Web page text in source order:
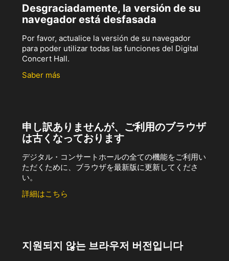
Desgraciadamente, la versión de su
navegador está desfasada
Por favor, actualice la versión de su navegador
para poder utilizar todas las funciones del Digital
Concert Hall.
Saber más
申し訳ありませんが、ご利用のブラウザ
は古くなっております
デジタル・コンサートホールの全ての機能をご利用い
ただくために、ブラウザを最新版に更新してくださ
い。
詳細はこちら
지원되지 않는 브라우저 버전입니다